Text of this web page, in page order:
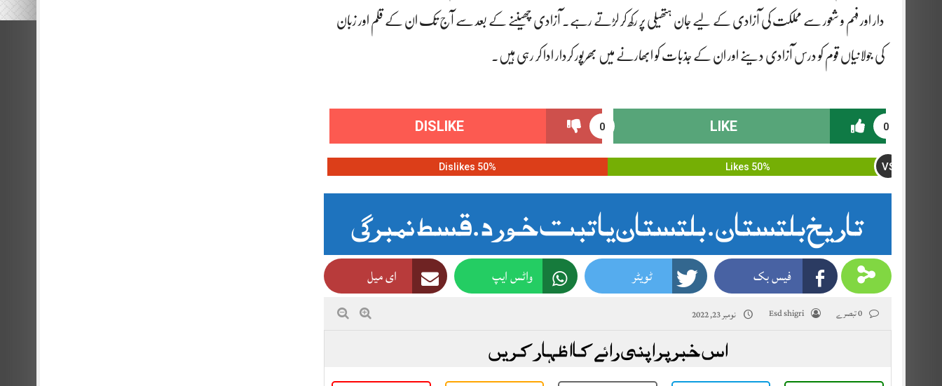
دار اور فہم و شعور سے مملکت کی آزادی کے لیے جان ہتھیلی پر رکھ کر لڑتے رہے۔ آزادی چھیننے کے بعد سے آج تک ان کے قلم اور زبان
کی جولانیاں قوم کو درس آزادی دینے اور ان کے جذبات کو ابھارنے میں بھرپور کردار ادا کر رہی ہیں۔
0
LIKE
0
DISLIKE
50% Likes VS
50% Dislikes
تاریخ بلتستان . بلتستان یا تبت خورد .قسط نمبر 2
فیس بک ٹویٹر واٹس ایپ ای میل
Esd shigri نومبر 23, 2022
اس خبر پر اپنی رائے کا اظہار کریں